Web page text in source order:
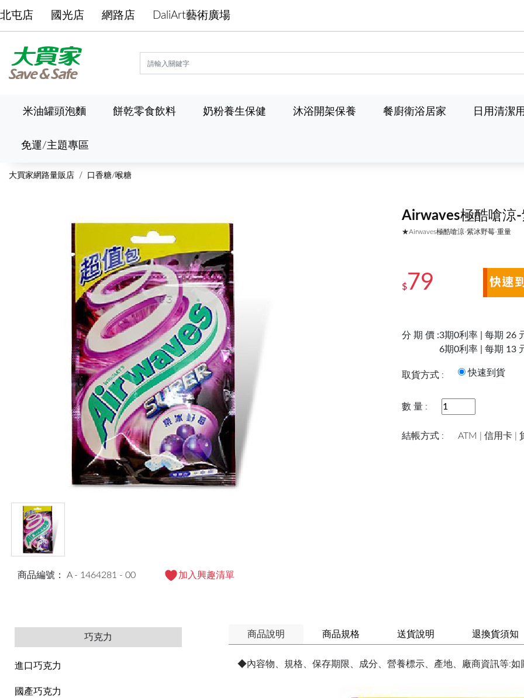
北屯店 國光店 網路店 DaliArt藝術廣場
米油罐頭泡麵 餅乾零食飲料 奶粉養生保健 沐浴開架保養 餐廚衛浴居家 日用清潔
免運/主題專區
大買家網路量販店 口香糖/喉糖
商品編號： A - 1464281 - 00 加入興趣清單
Airwaves極酷嗆涼
★Airwaves極酷嗆涼-紫冰野莓-重量
$ 79
分 期 價 :3期0利率 | 每期 26
6期0利率 | 每期 13
取貨方式 : 快速到
數 量 :
結帳方式 : ATM | 信用卡 |
巧克力
進口巧克力
國產巧克力
商品說明 商品規格 送貨說明 退換貨須知
◆內容物、規格、保存期限、成分、營養標示、產地、廠商資訊等:如